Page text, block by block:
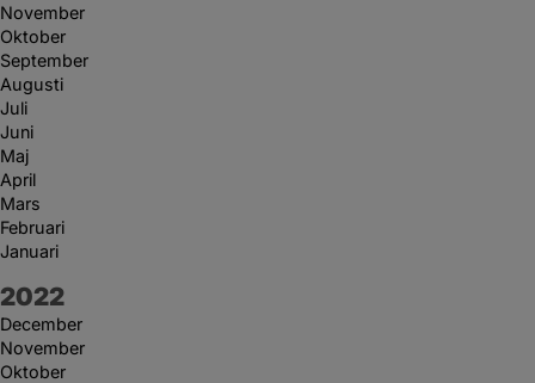
November
Oktober
September
Augusti
Juli
Juni
Maj
April
Mars
Februari
Januari
År:
2022
December
November
Oktober